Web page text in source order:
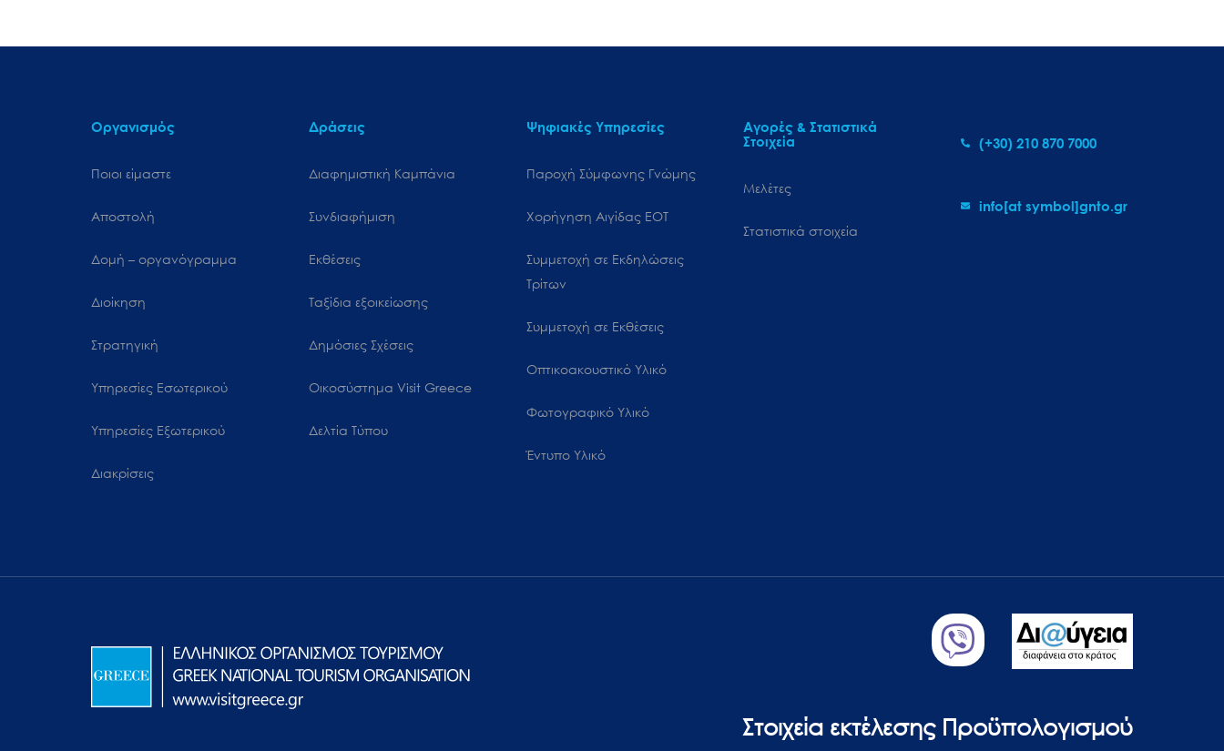
Οργανισμός
Ποιοι είμαστε
Αποστολή
Δομή – οργανόγραμμα
Διοίκηση
Στρατηγική
Υπηρεσίες Εσωτερικού
Υπηρεσίες Εξωτερικού
Διακρίσεις
Δράσεις
Διαφημιστική Καμπάνια
Συνδιαφήμιση
Εκθέσεις
Ταξίδια εξοικείωσης
Δημόσιες Σχέσεις
Oικοσύστημα Visit Greece
Δελτία Τύπου
Ψηφιακές Υπηρεσίες
Παροχή Σύμφωνης Γνώμης
Χορήγηση Αιγίδας ΕΟΤ
Συμμετοχή σε Εκδηλώσεις
Τρίτων
Συμμετοχή σε Εκθέσεις
Οπτικοακουστικό Υλικό
Φωτογραφικό Υλικό
Έντυπο Υλικό
Αγορές & Στατιστικά
Στοιχεία
Μελέτες
Στατιστικά στοιχεία
(+30) 210 870 7000
info[at symbol]gnto.gr
Στοιχεία εκτέλεσης Προϋπολογισμού